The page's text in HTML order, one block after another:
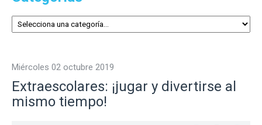
miércoles 02 octubre 2019
Extraescolares: ¡jugar y divertirse al
mismo tiempo!